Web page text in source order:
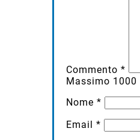
Commento *
Massimo 1000
Nome *
Email *